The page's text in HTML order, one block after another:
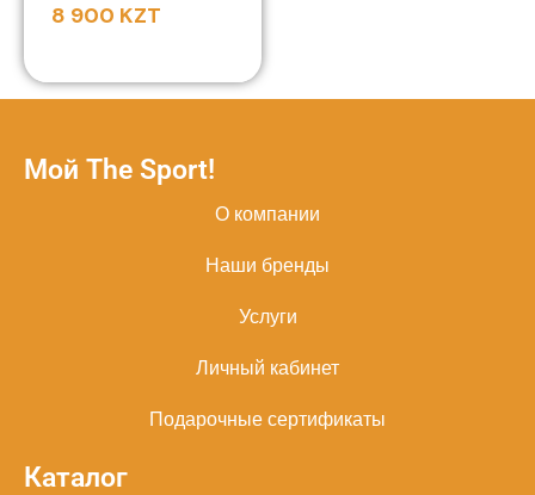
8 900 KZT
Мой The Sport!
О компании
Наши бренды
Услуги
Личный кабинет
Подарочные сертификаты
Каталог